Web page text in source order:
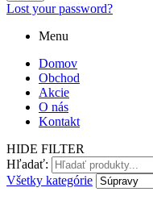
Lost your password?
Menu
Domov
Obchod
Akcie
O nás
Kontakt
HIDE FILTER
Hľadať:
Všetky kategórie